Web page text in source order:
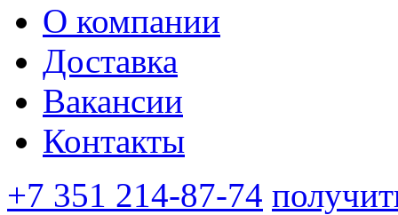
О компании
Доставка
Вакансии
Контакты
+7 351 214-87-74